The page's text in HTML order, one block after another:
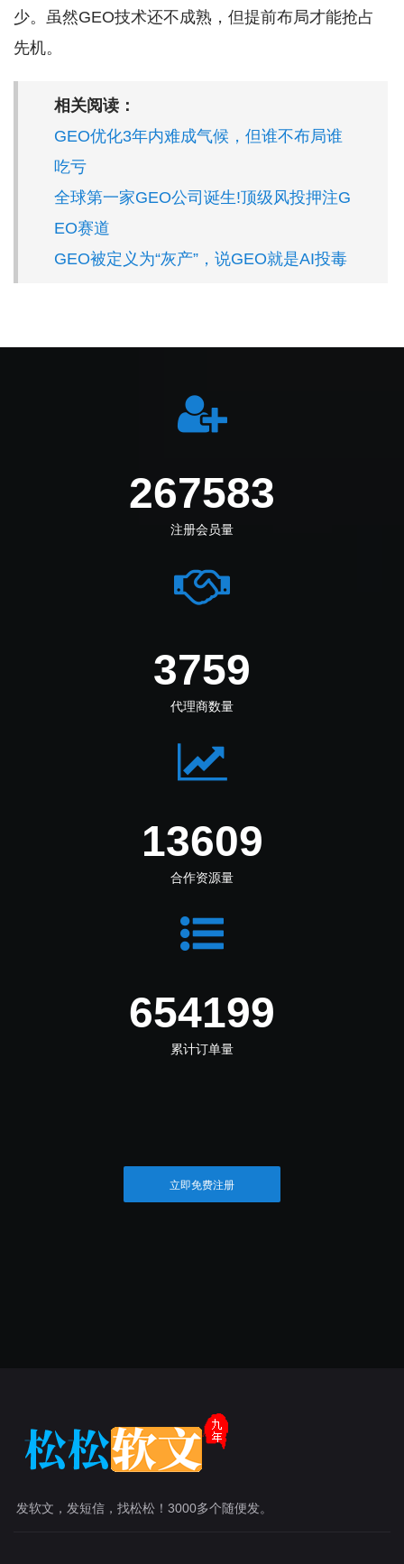
少。虽然GEO技术还不成熟，但提前布局才能抢占
先机。
相关阅读：
GEO优化3年内难成气候，但谁不布局谁
吃亏
全球第一家GEO公司诞生!顶级风投押注G
EO赛道
GEO被定义为“灰产”，说GEO就是AI投毒
274444
注册会员量
3855
代理商数量
14325
合作资源量
688630
累计订单量
立即免费注册
发软文，发短信，找松松！3000多个随便发。